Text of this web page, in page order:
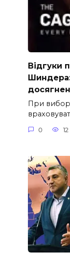
Відгуки
Шиндера:
При
0 12